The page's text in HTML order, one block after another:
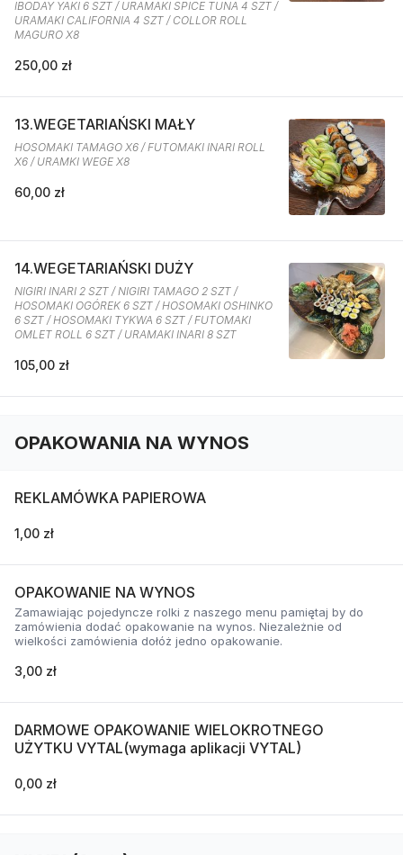
IBODAY YAKI 6 SZT / URAMAKI SPICE TUNA 4 SZT /
URAMAKI CALIFORNIA 4 SZT / COLLOR ROLL
MAGURO X8
250,00 zł
13.WEGETARIAŃSKI MAŁY
HOSOMAKI TAMAGO X6 / FUTOMAKI INARI ROLL
X6 / URAMKI WEGE X8
60,00 zł
14.WEGETARIAŃSKI DUŻY
NIGIRI INARI 2 SZT / NIGIRI TAMAGO 2 SZT /
HOSOMAKI OGÓREK 6 SZT / HOSOMAKI OSHINKO
6 SZT / HOSOMAKI TYKWA 6 SZT / FUTOMAKI
OMLET ROLL 6 SZT / URAMAKI INARI 8 SZT
105,00 zł
OPAKOWANIA NA WYNOS
REKLAMÓWKA PAPIEROWA
1,00 zł
OPAKOWANIE NA WYNOS
Zamawiając pojedyncze rolki z naszego menu pamiętaj by do
zamówienia dodać opakowanie na wynos. Niezależnie od
wielkości zamówienia dołóż jedno opakowanie.
3,00 zł
DARMOWE OPAKOWANIE WIELOKROTNEGO
UŻYTKU VYTAL(wymaga aplikacji VYTAL)
0,00 zł